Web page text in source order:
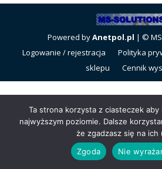
Powered byAnetpol.pl | ©
Logowanie / rejestracja
Polityka
sklepu
Cennik
Ta strona korzysta z ciasteczek aby
najwyższym poziomie. Dalsze
że zgadzasz się na ich
Zgoda
Nie